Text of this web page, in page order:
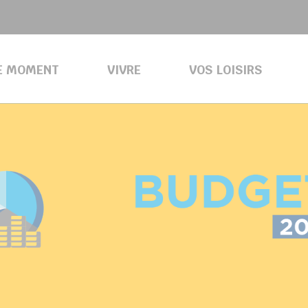
MOMENT VIVRE VOS LOISIRS